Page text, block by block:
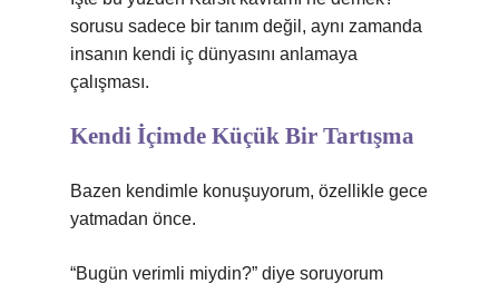
sorusu sadece bir tanım değil, aynı zamanda
insanın kendi iç dünyasını anlamaya
çalışması.
Kendi İçimde Küçük Bir Tartışma
Bazen kendimle konuşuyorum, özellikle gece
yatmadan önce.
“Bugün verimli miydin?” diye soruyorum